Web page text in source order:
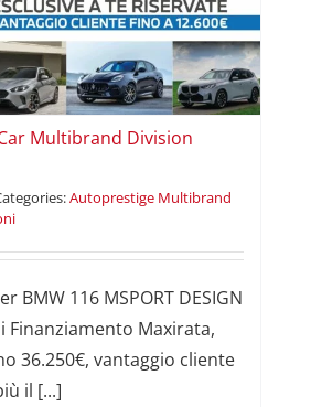
Multibrand Division
Autoprestige Multibrand
BMW 116 MSPORT DESIGN
Finanziamento Maxirata,
36.250€, vantaggio cliente
il [...]